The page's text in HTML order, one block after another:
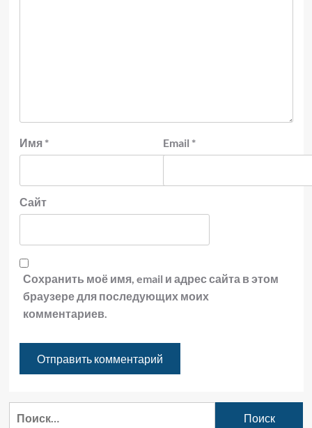
Имя * Email *
Сайт
Сохранить моё имя, email и адрес сайта в этом
браузере для последующих моих
комментариев.